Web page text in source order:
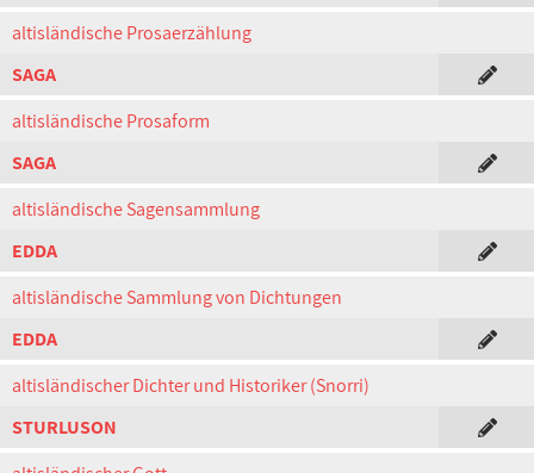
altisländische Prosaerzählung
SAGA
altisländische Prosaform
SAGA
altisländische Sagensammlung
EDDA
altisländische Sammlung von Dichtungen
EDDA
altisländischer Dichter und Historiker (Snorri)
STURLUSON